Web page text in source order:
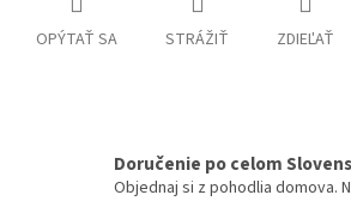
OPÝTAŤ SA STRÁŽIŤ ZDIEĽAŤ
Doručenie po celom
Objednaj si z pohodlia domova.